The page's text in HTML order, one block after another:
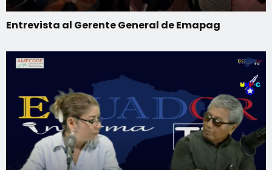
Entrevista al Gerente General de Emapag